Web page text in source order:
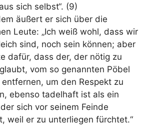
sich selbst“. (9)
äußert er sich über die
Leute: „Ich weiß wohl, dass wir
sind, noch sein können; aber
dafür, dass der, der nötig zu
vom so genannten Pöbel
entfernen, um den Respekt zu
ebenso tadelhaft ist als ein
sich vor seinem Feinde
weil er zu unterliegen fürchtet.“